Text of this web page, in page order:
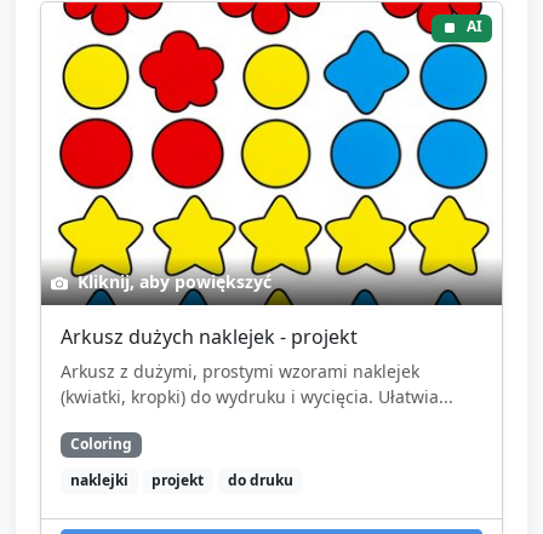
AI
Kliknij, aby powiększyć
Arkusz dużych naklejek - projekt
Arkusz z dużymi, prostymi wzorami naklejek
(kwiatki, kropki) do wydruku i wycięcia. Ułatwia...
Coloring
naklejki
projekt do druku